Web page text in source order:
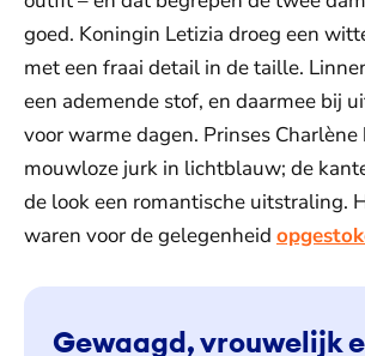
goed. Koningin Letizia droeg een
met een fraai detail in de taille.
een ademende stof, en daarmee bij
voor warme dagen. Prinses Charlène
mouwloze jurk in lichtblauw; de
de look een romantische uitstraling.
waren voor de gelegenheid
Gewaagd, vrouwelijk